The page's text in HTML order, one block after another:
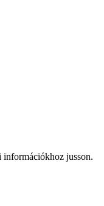
jusson.